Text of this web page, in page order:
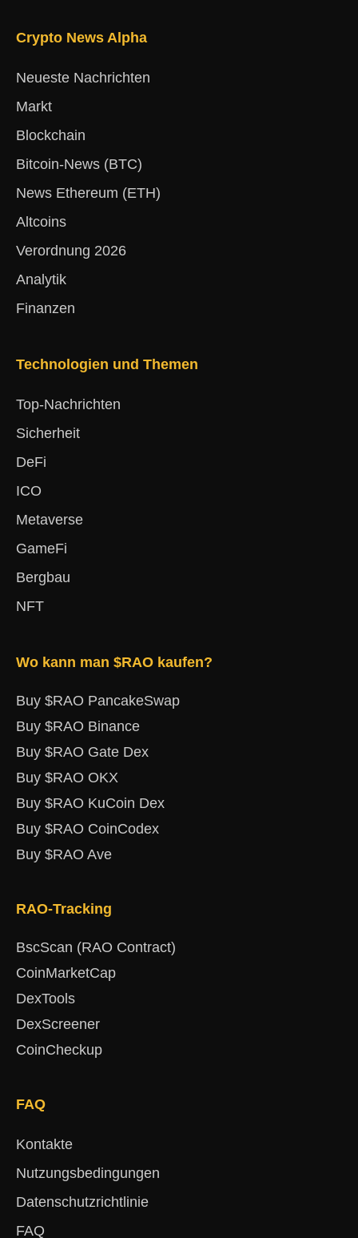
Crypto News Alpha
Neueste Nachrichten
Markt
Blockchain
Bitcoin-News (BTC)
News Ethereum (ETH)
Altcoins
Verordnung 2026
Analytik
Finanzen
Technologien und Themen
Top-Nachrichten
Sicherheit
DeFi
ICO
Metaverse
GameFi
Bergbau
NFT
Wo kann man $RAO kaufen?
Buy $RAO PancakeSwap
Buy $RAO Binance
Buy $RAO Gate Dex
Buy $RAO OKX
Buy $RAO KuCoin Dex
Buy $RAO CoinCodex
Buy $RAO Ave
RAO-Tracking
BscScan (RAO Contract)
CoinMarketCap
DexTools
DexScreener
CoinCheckup
FAQ
Kontakte
Nutzungsbedingungen
Datenschutzrichtlinie
FAQ